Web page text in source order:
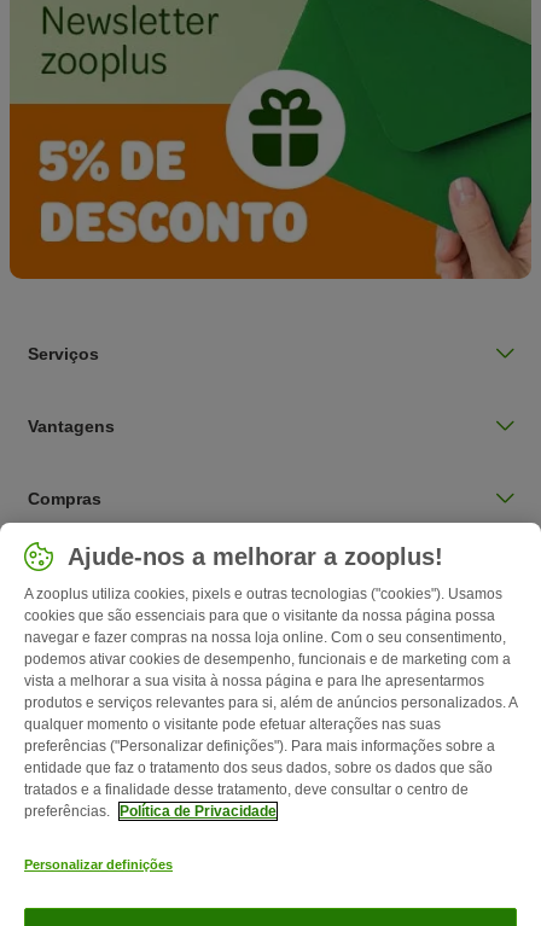
Serviços
Vantagens
Compras
Selecionar país
Portugal / PT
Follow zooplus
utilização
Formulário de retratação Métodos de pagamento Quem
Ajude-nos a melhorar a zooplus!
A zooplus utiliza cookies, pixels e outras tecnologias ("cookies"). Usamos
cookies que são essenciais para que o visitante da nossa página possa
navegar e fazer compras na nossa loja online. Com o seu consentimento,
podemos ativar cookies de desempenho, funcionais e de marketing com a
vista a melhorar a sua visita à nossa página e para lhe apresentarmos
produtos e serviços relevantes para si, além de anúncios personalizados. A
qualquer momento o visitante pode efetuar alterações nas suas
preferências ("Personalizar definições"). Para mais informações sobre a
entidade que faz o tratamento dos seus dados, sobre os dados que são
tratados e a finalidade desse tratamento, deve consultar o centro de
preferências.
Política de Privacidade
Personalizar definições